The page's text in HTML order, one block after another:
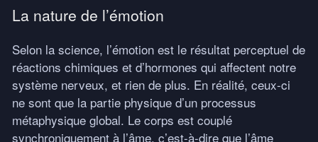
La nature de l’émotion
Selon la science, l’émotion est le résultat perceptuel de
réactions chimiques et d’hormones qui affectent notre
système nerveux, et rien de plus. En réalité, ceux-ci
ne sont que la partie physique d’un processus
métaphysique global. Le corps est couplé
synchroniquement à l’âme, c’est-à-dire que l’âme